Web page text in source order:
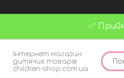
✅
Інтернет магазин
дитячих товарів
children-shop.com.ua